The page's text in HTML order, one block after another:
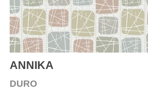
ANNIKA
DURO